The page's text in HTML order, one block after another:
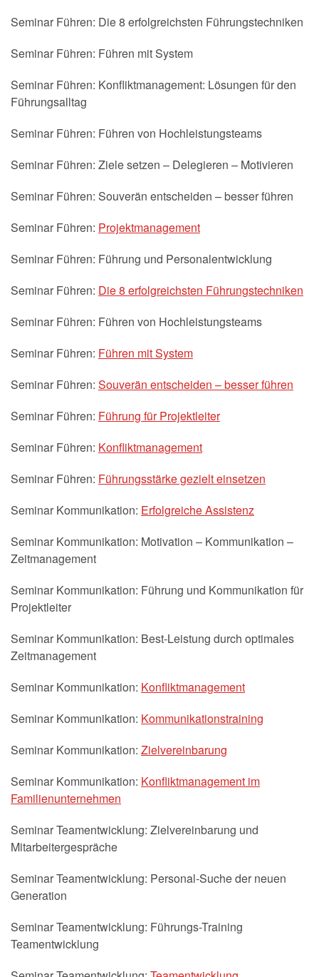
Seminar Führen: Die 8 erfolgreichsten Führungstechniken
Seminar Führen: Führen mit System
Seminar Führen: Konfliktmanagement: Lösungen für den
Führungsalltag
Seminar Führen: Führen von Hochleistungsteams
Seminar Führen: Ziele setzen – Delegieren – Motivieren
Seminar Führen: Souverän entscheiden – besser führen
Seminar Führen: Projektmanagement
Seminar Führen: Führung und Personalentwicklung
Seminar Führen: Die 8 erfolgreichsten Führungstechniken
Seminar Führen: Führen von Hochleistungsteams
Seminar Führen: Führen mit System
Seminar Führen: Souverän entscheiden – besser führen
Seminar Führen: Führung für Projektleiter
Seminar Führen: Konfliktmanagement
Seminar Führen: Führungsstärke gezielt einsetzen
Seminar Kommunikation: Erfolgreiche Assistenz
Seminar Kommunikation: Motivation – Kommunikation –
Zeitmanagement
Seminar Kommunikation: Führung und Kommunikation für
Projektleiter
Seminar Kommunikation: Best-Leistung durch optimales
Zeitmanagement
Seminar Kommunikation: Konfliktmanagement
Seminar Kommunikation: Kommunikationstraining
Seminar Kommunikation: Zielvereinbarung
Seminar Kommunikation: Konfliktmanagement im
Familienunternehmen
Seminar Teamentwicklung: Zielvereinbarung und
Mitarbeitergespräche
Seminar Teamentwicklung: Personal-Suche der neuen
Generation
Seminar Teamentwicklung: Führungs-Training
Teamentwicklung